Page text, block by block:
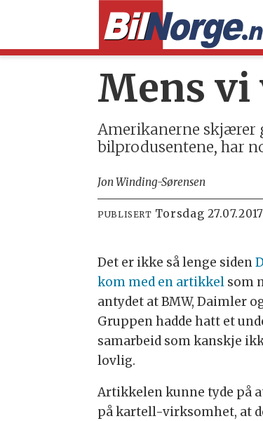
Mens vi
Amerikanerne skjærer
bilprodusentene, har
Jon Winding-Sørensen
PUBLISERT torsdag
Det er ikke så lenge siden
kom med en artikkel som
antydet at BMW, Daimler
Gruppen hadde hatt et
samarbeid som kanskje
lovlig.
Artikkelen kunne tyde på
på kartell-virksomhet, at